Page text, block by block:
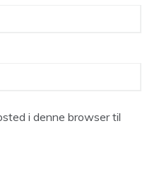
i denne browser til